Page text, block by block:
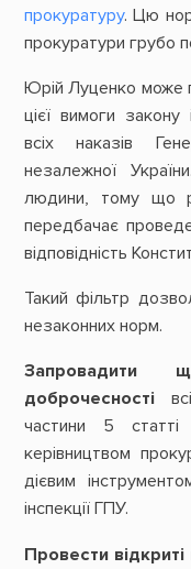
прокуратуру. Цю
прокуратури грубо
Юрій Луценко може
цієї вимоги
всіх наказів
незалежної
людини, тому що
передбачає
відповідність
Такий фільтр
незаконних норм.
Запровадити
доброчесності
частини 5
керівництвом
дієвим
інспекції ГПУ.
Провести